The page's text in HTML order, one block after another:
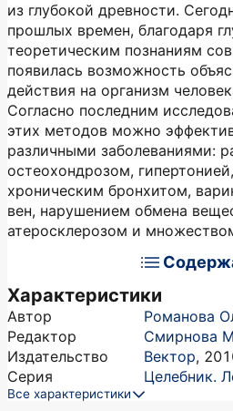
из глубокой древности.
прошлых времен, благодаря
теоретическим познаниям
появилась возможность
действия на организм
Согласно последним
этих методов можно
различными заболеваниями:
остеохондрозом,
хроническим бронхитом,
вен, нарушением обмена
атеросклерозом и
Характеристики
Автор
Романова
Редактор
Смирнова
Издательство
Вектор,
Серия
Целебник.
Все характеристики